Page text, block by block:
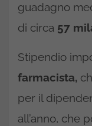
guadagno
di circa 57
Stipendio
farmacista,
per il
all’anno, che